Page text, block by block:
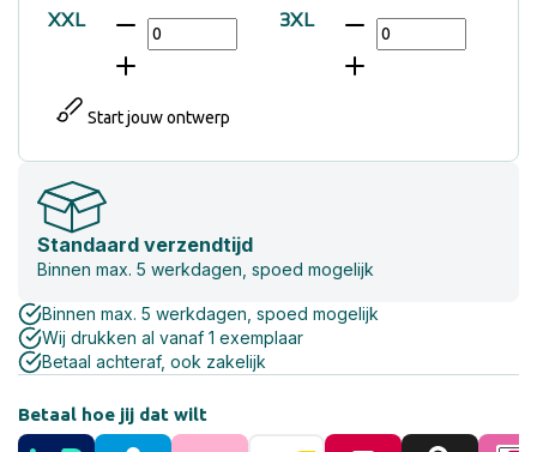
XXL 3XL
Start jouw ontwerp
Standaard verzendtijd
Binnen max. 5 werkdagen, spoed mogelijk
Binnen max. 5 werkdagen, spoed mogelijk
Wij drukken al vanaf 1 exemplaar
Betaal achteraf, ook zakelijk
Betaal hoe jij dat wilt